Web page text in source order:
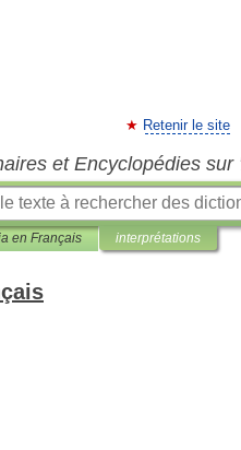
Retenir le site
et Encyclopédies sur
en Français interprétations